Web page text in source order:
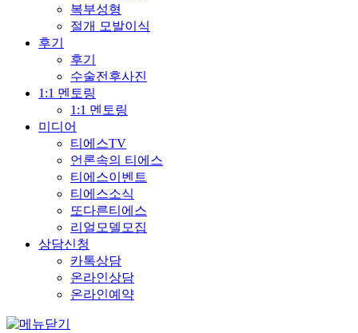
복부성형
절개 모발이식
후기
후기
수술전후사진
1:1 멘토링
1:1 멘토링
미디어
티에스TV
언론속의 티에스
티에스이벤트
티에스소식
또다른티에스
리얼모델모집
상담신청
카톡상담
온라인상담
온라인예약